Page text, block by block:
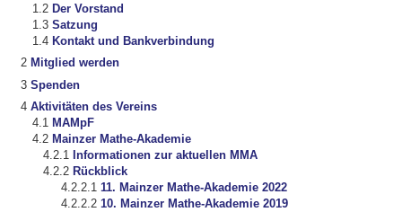
Der Vorstand
Satzung
Kontakt und Bankverbindung
Mitglied werden
Spenden
Aktivitäten des Vereins
MAMpF
Mainzer Mathe-Akademie
Informationen zur aktuellen MMA
Rückblick
11. Mainzer Mathe-Akademie 2022
10. Mainzer Mathe-Akademie 2019